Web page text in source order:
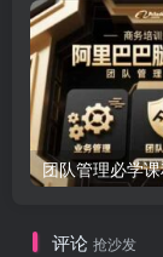
评论 抢沙发